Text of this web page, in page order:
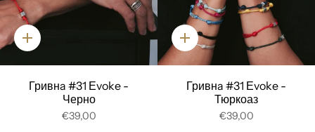
Добави
Гривнa #31 Еvoke -
Черно
€39,00
Добави
Гривнa #31 Еvoke -
Тюркоаз
€39,00